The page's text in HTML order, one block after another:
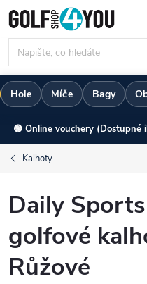
Přejít
na
obsah
Hole Míče Bagy
🟢 Online vouchery (Dostupné
Kalhoty
Daily
golfové
Růžové